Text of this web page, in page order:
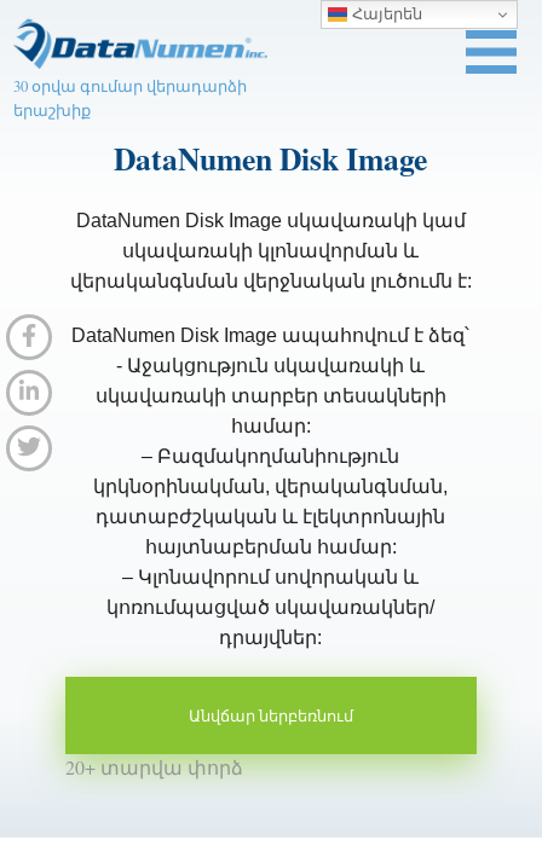
30 օրվա գումար վերադարձի
երաշխիք
DataNumen Disk Image
DataNumen Disk Image սկավառակի կամ
սկավառակի կլոնավորման և
վերականգնման վերջնական լուծումն է:
DataNumen Disk Image ապահովում է ձեզ՝
- Աջակցություն սկավառակի և
սկավառակի տարբեր տեսակների
համար:
– Բազմակողմանիություն
կրկնօրինակման, վերականգնման,
դատաբժշկական և էլեկտրոնային
հայտնաբերման համար:
– Կլոնավորում սովորական և
կոռումպացված սկավառակներ/
դրայվներ:
Անվճար ներբեռնում
20+ տարվա փորձ
Հայերեն